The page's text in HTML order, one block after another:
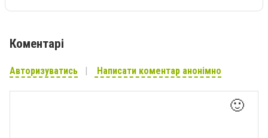
Коментарі
Авторизуватись Написати коментар анонімно
🙂